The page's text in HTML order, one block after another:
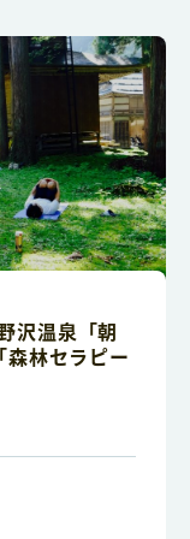
沢温泉「朝
森林セラピー